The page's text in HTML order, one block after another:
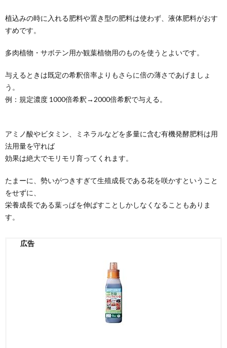
植込みの時に入れる肥料や置き型の肥料は使わず、液体肥料がおす
すめです。
多肉植物・サボテン用か観葉植物用のものを使うとよいです。
与えるときは既定の希釈倍率よりもさらに倍の薄さであげましょ
う。
例：規定濃度 1000倍希釈→2000倍希釈で与える。
アミノ酸やビタミン、ミネラルなどを多量に含む有機発酵肥料は用
法用量を守れば
効果は絶大でモリモリ育ってくれます。
たまーに、勢いがつきすぎて生殖成長である花を咲かすということ
をせずに、
栄養成長である葉っぱを伸ばすことしかしなくなることもありま
す。